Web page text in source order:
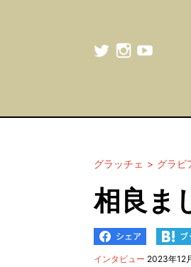
グラッチェ グラビ
相良ま
インタビュー 2023年12